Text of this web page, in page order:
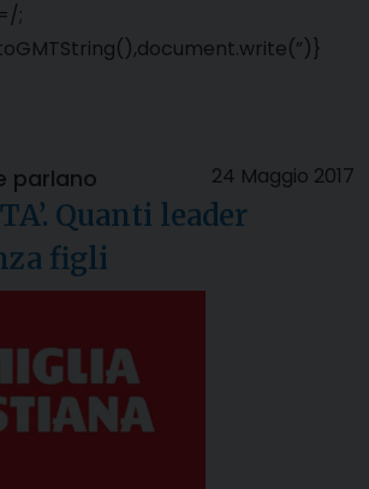
;
24 Maggio 2017
parlano
Quanti leader
figli